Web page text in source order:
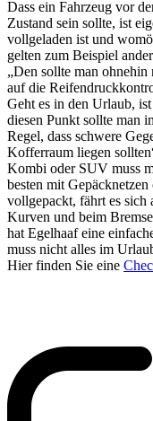
Dass ein Fahrzeug vor
Zustand sein sollte, ist
vollgeladen ist und
gelten zum Beispiel
„Den sollte man
auf die
Geht es in den Urlaub,
diesen Punkt sollte man
Regel, dass schwere
Kofferraum liegen
Kombi oder SUV muss
besten mit
vollgepackt, fährt es sich
Kurven und beim
hat Egelhaaf eine
muss nicht alles im
Hier finden Sie eine